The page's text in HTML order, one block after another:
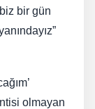
bir gün
olmayan